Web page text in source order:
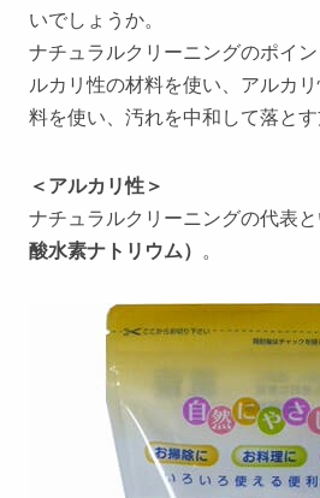
いでしょうか。
ナチュラルクリーニングのポイ
ルカリ性の材料を使い、アルカ
料を使い、汚れを中和して落とす
＜アルカリ性＞
ナチュラルクリーニングの代表
酸水素ナトリウム）
。